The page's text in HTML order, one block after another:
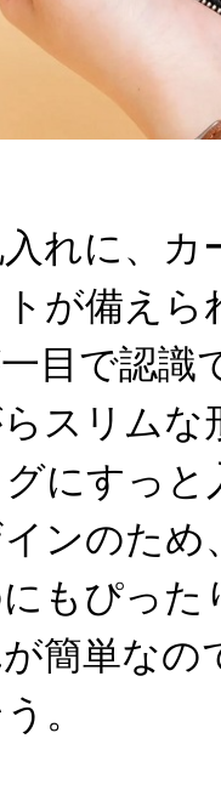
れに、カ
が備え
目で認識
スリムな
にすっ
ンのため
もぴった
簡単なの
。